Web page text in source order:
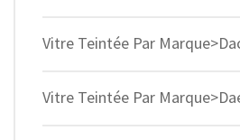
Vitre Teintée Par
Vitre Teintée Par